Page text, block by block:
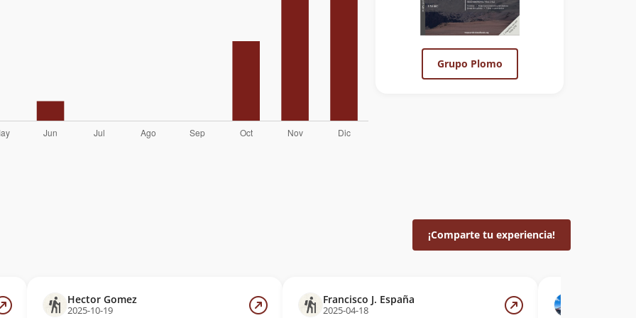
Grupo Plomo
¡Comparte tu experiencia!
Hector Gomez
2025-10-19
Francisco J. España
2025-04-18